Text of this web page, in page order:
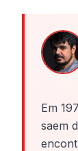
Em
saem